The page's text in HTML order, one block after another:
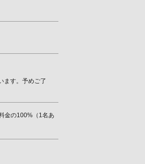
ます。予めご了
金の100%（1名あ